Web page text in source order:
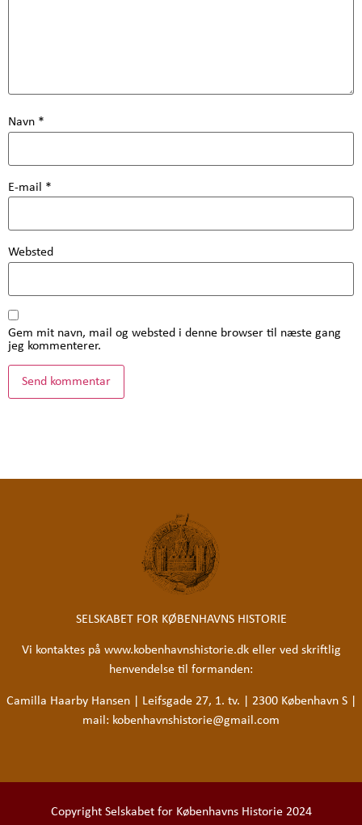
Navn *
E-mail *
Websted
Gem mit navn, mail og websted i denne browser til næste gang
jeg kommenterer.
SELSKABET FOR KØBENHAVNS HISTORIE
Vi kontaktes på www.kobenhavnshistorie.dk eller ved skriftlig
henvendelse til formanden:
Camilla Haarby Hansen | Leifsgade 27, 1. tv. | 2300 København S |
mail: kobenhavnshistorie@gmail.com
Copyright Selskabet for Københavns Historie 2024